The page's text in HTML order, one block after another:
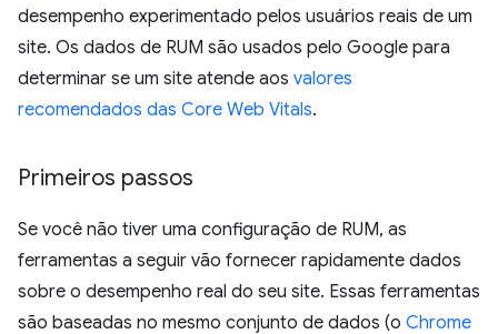
desempenho experimentado pelos usuários reais de um
site. Os dados de RUM são usados pelo Google para
determinar se um site atende aos valores
recomendados das Core Web Vitals.
Primeiros passos
Se você não tiver uma configuração de RUM, as
ferramentas a seguir vão fornecer rapidamente dados
sobre o desempenho real do seu site. Essas ferramentas
são baseadas no mesmo conjunto de dados (o Chrome